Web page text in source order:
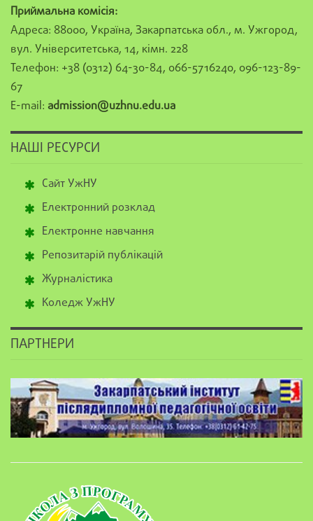
Приймальна комісія:
Адреса: 88000, Україна, Закарпатська обл., м. Ужгород,
вул. Університетська, 14, кімн. 228
Телефон: +38 (0312) 64-30-84, 066-5716240, 096-123-89-
67
E-mail: admission@uzhnu.edu.ua
НАШІ РЕСУРСИ
Сайт УжНУ
Електронний розклад
Електронне навчання
Репозитарій публікацій
Журналістика
Коледж УжНУ
ПАРТНЕРИ